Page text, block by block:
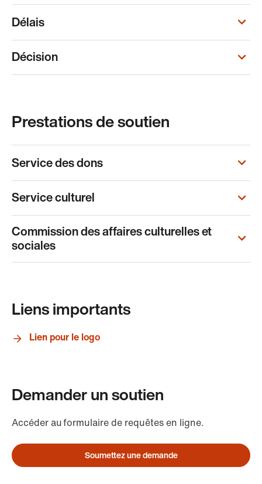
Délais
Décision
Prestations de soutien
Service des dons
Service culturel
Commission des affaires culturelles et
sociales
Liens importants
Lien pour le logo
Demander un soutien
Accéder au formulaire de requêtes en ligne.
Soumettez une demande